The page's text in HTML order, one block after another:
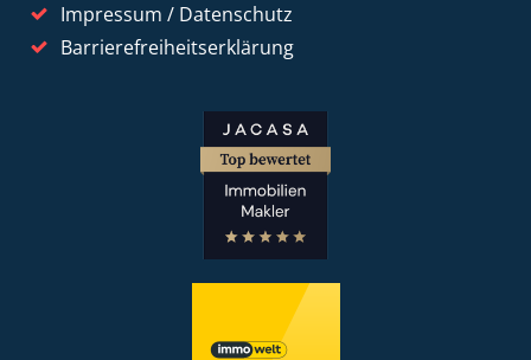
Impressum / Datenschutz
Barrierefreiheitserklärung